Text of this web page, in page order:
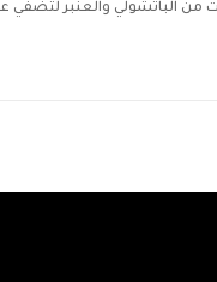
من الباتشولي والعنبر